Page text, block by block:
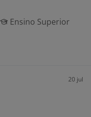
Ensino Superior
20 jul